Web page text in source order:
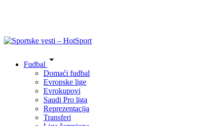
Fudbal
Domaći fudbal
Evropske lige
Evrokupovi
Saudi Pro liga
Reprezentacija
Transferi